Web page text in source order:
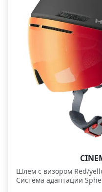
Шлем с визором Red/
Система адаптации